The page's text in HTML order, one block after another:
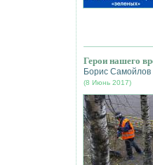
Герои нашего
Борис Самойлов
(8 Июнь 2017)